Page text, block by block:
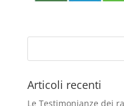
Articoli recenti
Le Testimonianze dei